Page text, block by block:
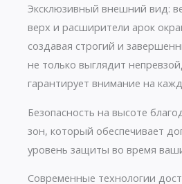
Эксклюзивный внешний вид:
верх и расширители арок
создавая строгий и
не только выглядит
гарантирует внимание на
Безопасность на высоте
зон, который обеспечивает
уровень защиты во время
Современные технологии